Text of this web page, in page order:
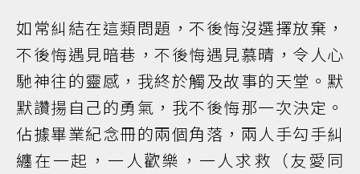
如常糾結在這類問題，不後悔沒選擇放棄，
不後悔遇見暗巷，不後悔遇見慕晴，令人心
馳神往的靈感，我終於觸及故事的天堂。默
默讚揚自己的勇氣，我不後悔那一次決定。
佔據畢業紀念冊的兩個角落，兩人手勾手糾
纏在一起，一人歡樂，一人求救（友愛同